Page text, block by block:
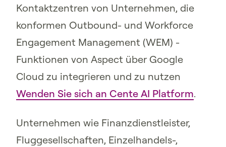
Kontaktzentren von Unternehmen, die
konformen Outbound- und Workforce
Engagement Management (WEM) -
Funktionen von Aspect über Google
Cloud zu integrieren und zu nutzen
Wenden Sie sich an Cente AI Platform.
Unternehmen wie Finanzdienstleister,
Fluggesellschaften, Einzelhandels-,